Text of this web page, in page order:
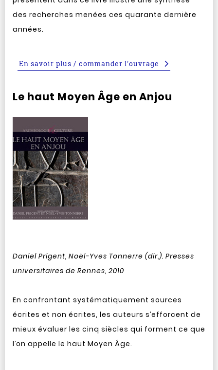
des recherches menées ces quarante dernière
années.
En savoir plus / commander l'ouvrage
Le haut Moyen Âge en Anjou
Daniel Prigent, Noël-Yves Tonnerre (dir.). Presses
universitaires de Rennes, 2010
En confrontant systématiquement sources
écrites et non écrites, les auteurs s’efforcent de
mieux évaluer les cinq siècles qui forment ce que
l’on appelle le haut Moyen Âge.